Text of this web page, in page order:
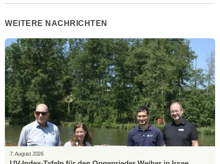
WEITERE NACHRICHTEN
7. August 2026